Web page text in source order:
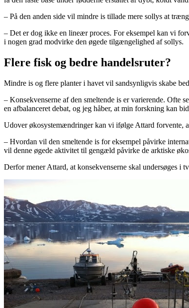
– På den anden side vil mindre is tillade mere sollys at
– Det er dog ikke en lineær proces. For eksempel kan vi
i nogen grad modvirke den øgede tilgængelighed af sollys.
Flere fisk og bedre handelsruter?
Mindre is og flere planter i havet vil sandsynligvis skabe
– Konsekvenserne af den smeltende is er varierende. Ofte
en afbalanceret debat, og jeg håber, at min forskning kan
Udover økosystemændringer kan vi ifølge Attard forvente,
– Hvordan vil den smeltende is for eksempel påvirke
vil denne øgede aktivitet til gengæld påvirke de arktiske
Derfor mener Attard, at konsekvenserne skal undersøges